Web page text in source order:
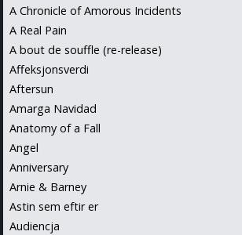
A Chronicle of Amorous Incidents
A Real Pain
A bout de souffle (re-release)
Affeksjonsverdi
Aftersun
Amarga Navidad
Anatomy of a Fall
Angel
Anniversary
Arnie & Barney
Astin sem eftir er
Audiencja